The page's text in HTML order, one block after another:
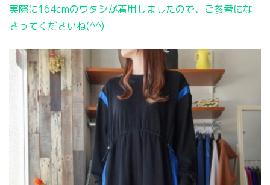
実際に164cmのワタシが着用しましたので、ご参考にな
さってくださいね(^^)